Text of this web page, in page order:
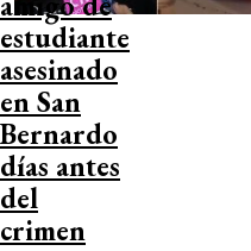
estudiante
asesinado
en San
Bernardo
días antes
del
crimen